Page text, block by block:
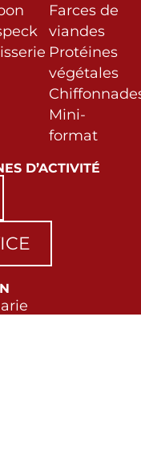
Farces de
viandes
Protéines
végétales
Mini-
format
D’ACTIVITÉ